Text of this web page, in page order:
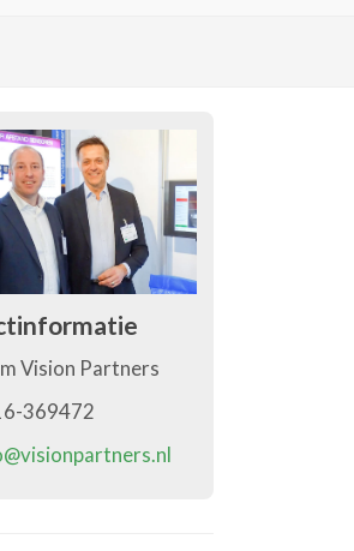
Vision Partners
369472